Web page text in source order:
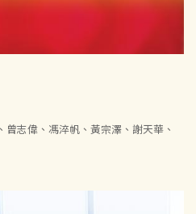
志偉、馮淬帆、黃宗澤、謝天華、